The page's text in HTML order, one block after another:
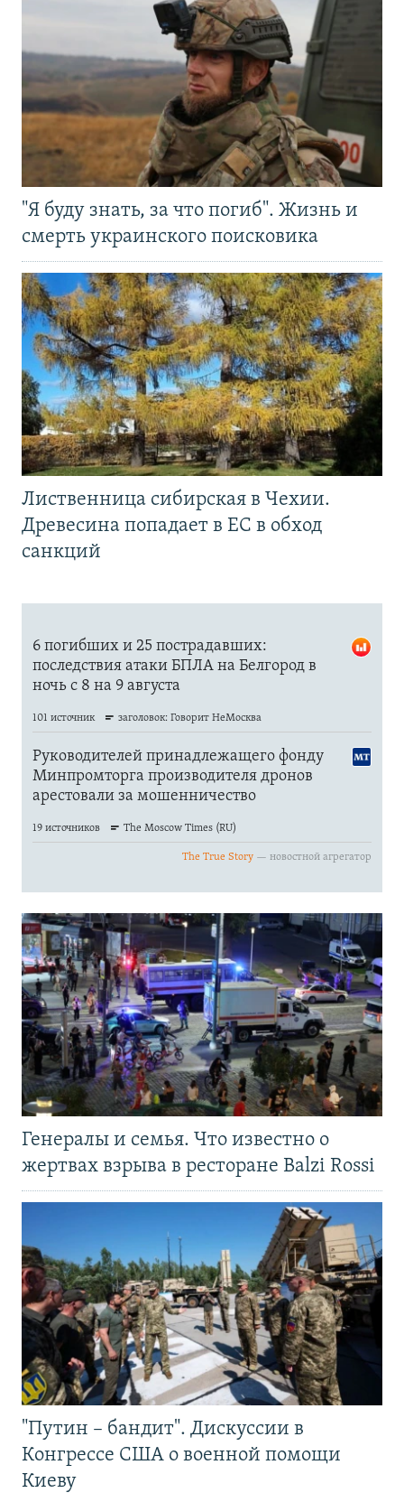
"Я буду знать, за что погиб". Жизнь и
смерть украинского поисковика
Лиственница сибирская в Чехии.
Древесина попадает в ЕС в обход
санкций
Генералы и семья. Что известно о
жертвах взрыва в ресторане Balzi Rossi
"Путин – бандит". Дискуссии в
Конгрессе США о военной помощи
Киеву